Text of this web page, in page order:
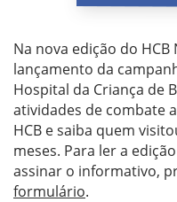
Na nova edição do
lançamento da
Hospital da Criança de
atividades de combate
HCB e saiba quem
meses. Para ler a
assinar o informativo,
formulário.